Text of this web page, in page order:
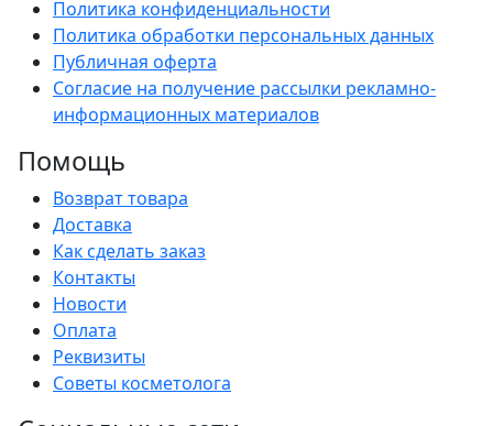
Политика конфиденциальности
Политика обработки персональных данных
Публичная оферта
Согласие на получение рассылки рекламно-
информационных материалов
Помощь
Возврат товара
Доставка
Как сделать заказ
Контакты
Новости
Оплата
Реквизиты
Советы косметолога